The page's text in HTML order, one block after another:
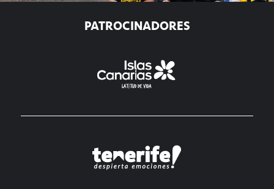
PATROCINADORES